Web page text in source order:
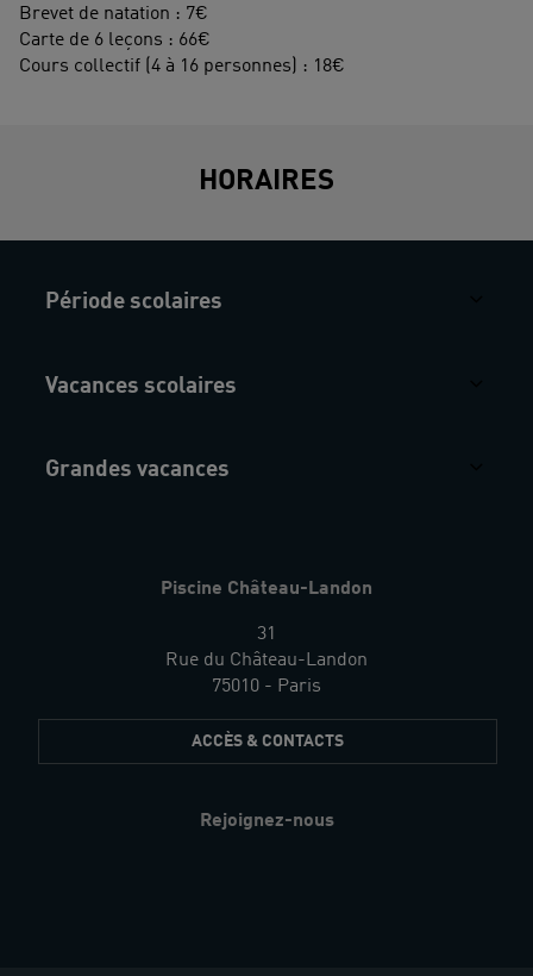
Brevet de natation : 7€
Carte de 6 leçons : 66€
Cours collectif (4 à 16 personnes) : 18€
HORAIRES
Période scolaires
Vacances scolaires
Grandes vacances
Piscine Château-Landon
31
Rue du Château-Landon
75010 - Paris
ACCÈS & CONTACTS
Rejoignez-nous